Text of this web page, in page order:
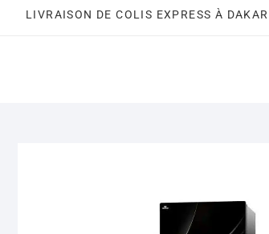
LIVRAISON DE COLIS EXPRESS À DAKAR